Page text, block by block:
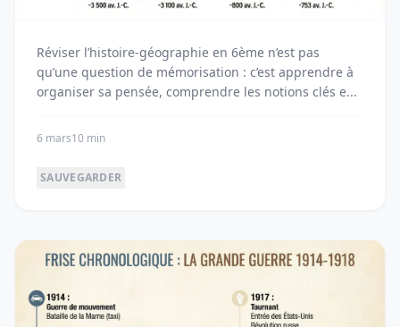
Réviser l’histoire-géographie en 6ème n’est pas
qu’une question de mémorisation : c’est apprendre à
organiser sa pensée, comprendre les notions clés e...
6 mars10 min
SAUVEGARDER